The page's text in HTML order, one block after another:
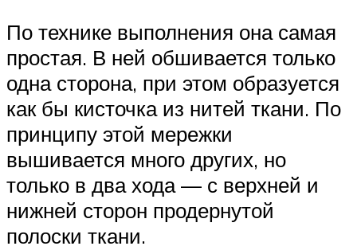
По технике выполнения она самая
простая. В ней обшивается только
одна сторона, при этом образуется
как бы кисточка из нитей ткани. По
принципу этой мережки
вышивается много других, но
только в два хода — с верхней и
нижней сторон продернутой
полоски ткани.